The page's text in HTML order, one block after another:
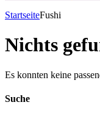
StartseiteFushi
Nichts
Es konnten keine
Suche